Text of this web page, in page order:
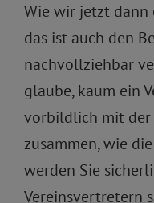
Wie wir jetzt dann
das ist auch den
nachvollziehbar
glaube, kaum ein
vorbildlich mit
zusammen, wie
werden Sie
Vereinsvertretern